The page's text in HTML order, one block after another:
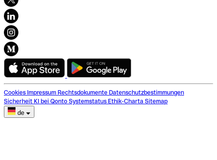
Cookies Impressum Rechtsdokumente Datenschutzbestimmungen
Sicherheit KI bei Qonto Systemstatus Ethik-Charta Sitemap
de